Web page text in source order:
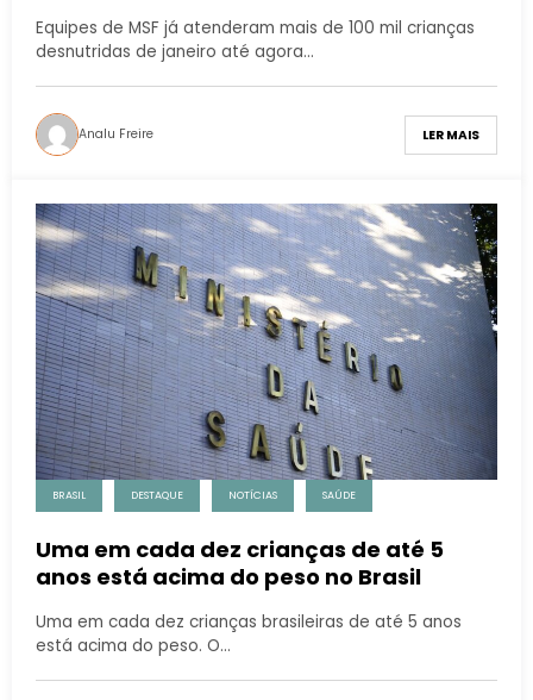
Equipes de MSF já atenderam mais de 100 mil crianças
desnutridas de janeiro até agora…
Analu Freire LER MAIS
BRASIL DESTAQUE NOTÍCIAS SAÚDE
Uma em cada dez crianças de até 5
anos está acima do peso no Brasil
Uma em cada dez crianças brasileiras de até 5 anos
está acima do peso. O…